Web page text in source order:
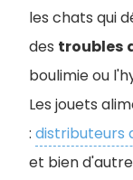
les chats qui
des troubles
boulimie ou
Les jouets
: distributeurs
et bien